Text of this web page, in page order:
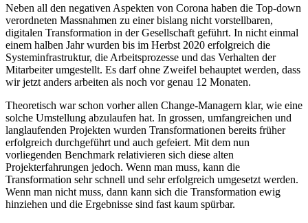
Neben all den negativen Aspekten von Corona haben die Top-down
verordneten Massnahmen zu einer bislang nicht vorstellbaren,
digitalen Transformation in der Gesellschaft geführt. In nicht einmal
einem halben Jahr wurden bis im Herbst 2020 erfolgreich die
Systeminfrastruktur, die Arbeitsprozesse und das Verhalten der
Mitarbeiter umgestellt. Es darf ohne Zweifel behauptet werden, dass
wir jetzt anders arbeiten als noch vor genau 12 Monaten.
Theoretisch war schon vorher allen Change-Managern klar, wie eine
solche Umstellung abzulaufen hat. In grossen, umfangreichen und
langlaufenden Projekten wurden Transformationen bereits früher
erfolgreich durchgeführt und auch gefeiert. Mit dem nun
vorliegenden Benchmark relativieren sich diese alten
Projekterfahrungen jedoch. Wenn man muss, kann die
Transformation sehr schnell und sehr erfolgreich umgesetzt werden.
Wenn man nicht muss, dann kann sich die Transformation ewig
hinziehen und die Ergebnisse sind fast kaum spürbar.